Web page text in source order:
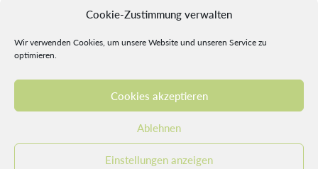
Cookie-Zustimmung verwalten
Wir verwenden Cookies, um unsere Website und unseren Service zu
optimieren.
Cookies akzeptieren
Ablehnen
Einstellungen anzeigen
Die Bestellung kann ganz einfach telefonisch Tel. 089 –
oder per Email info@la-balance.de aufgegeben werden.
Nach oben
Datenschutzerklärung Cookie-Richtlinie (EU)
© 2026 by LaBalance.